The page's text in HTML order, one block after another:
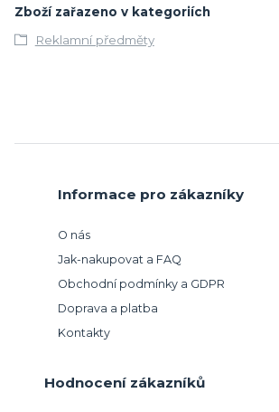
Zboží zařazeno v kategoriích
Reklamní předměty
Informace pro zákazníky
O nás
Jak-nakupovat a FAQ
Obchodní podmínky a GDPR
Doprava a platba
Kontakty
Hodnocení zákazníků